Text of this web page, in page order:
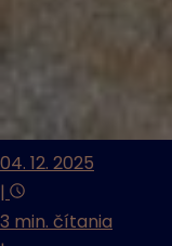
04. 12. 2025
|
3 min. čítania